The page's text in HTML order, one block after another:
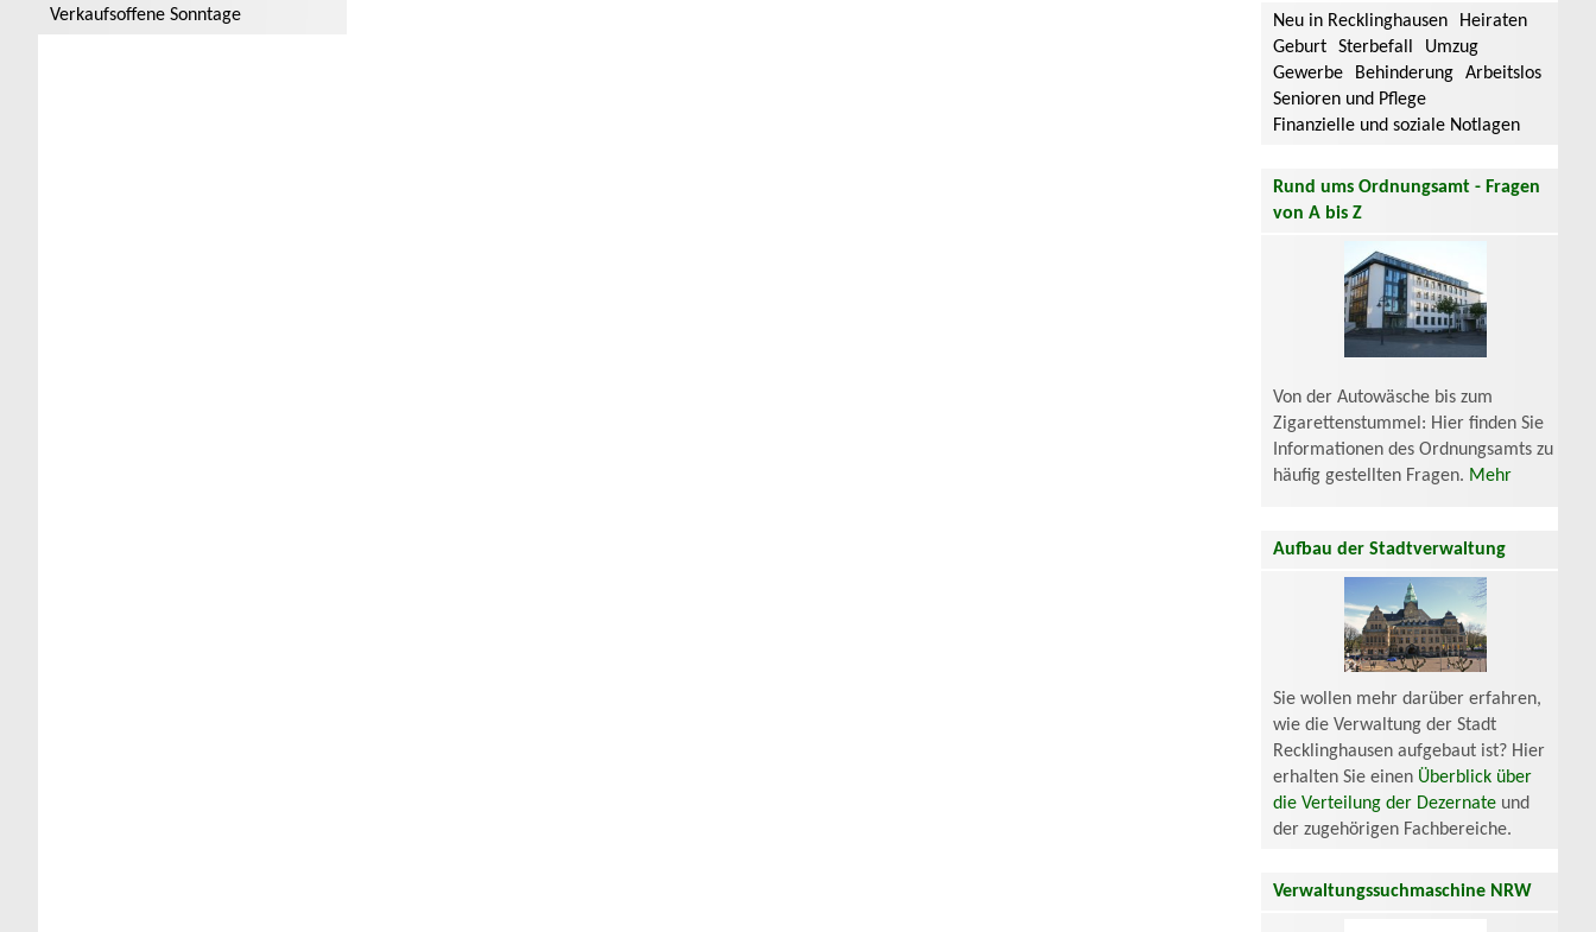
Verkaufsoffene Sonntage
Neu in Recklinghausen
Heiraten
Geburt
Sterbefall
Umzug
Gewerbe
Behinderung
Arbeitslos
Senioren und Pflege
Finanzielle und soziale Notlagen
Rund ums Ordnungsamt - Fragen
von A bis Z
Von der Autowäsche bis zum
Zigarettenstummel: Hier finden Sie
Informationen des Ordnungsamts zu
häufig gestellten Fragen. Mehr
Aufbau der Stadtverwaltung
Sie wollen mehr darüber erfahren,
wie die Verwaltung der Stadt
Recklinghausen aufgebaut ist? Hier
erhalten Sie einen Überblick über
die Verteilung der Dezernate und
der zugehörigen Fachbereiche.
Verwaltungssuchmaschine NRW